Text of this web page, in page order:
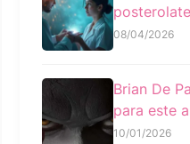
08/04/2026
Brian De
para este
10/01/2026